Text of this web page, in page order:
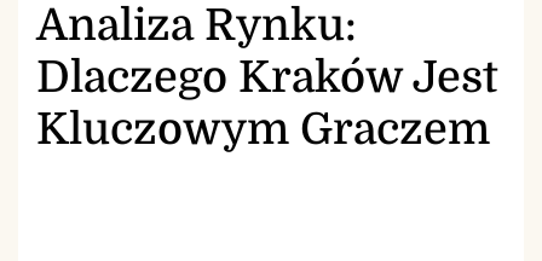
Analiza Rynku:
Dlaczego Kraków Jest
Kluczowym Graczem